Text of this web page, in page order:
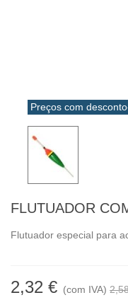
Preços com desconto
FLUTUADOR
Flutuador especial para
2,32 € (com IVA)